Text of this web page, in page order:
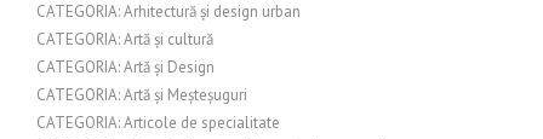
CATEGORIA: Arhitectură și design urban
CATEGORIA: Artă și cultură
CATEGORIA: Artă și Design
CATEGORIA: Artă și Meșteșuguri
CATEGORIA: Articole de specialitate